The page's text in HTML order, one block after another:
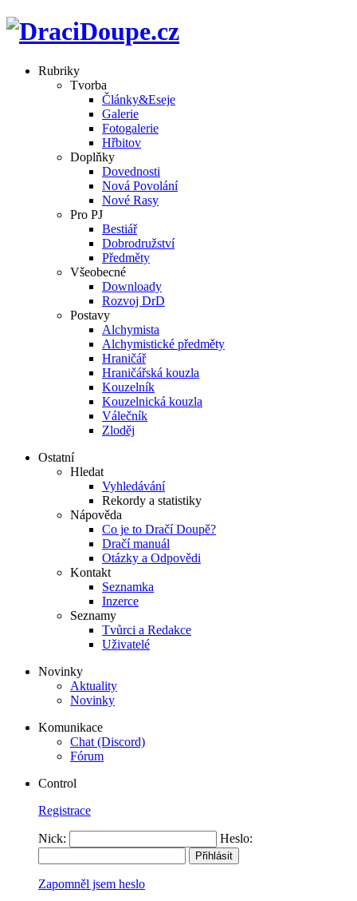
Rubriky
Tvorba
Články&Eseje
Galerie
Fotogalerie
Hřbitov
Doplňky
Dovednosti
Nová Povolání
Nové Rasy
Pro PJ
Bestiář
Dobrodružství
Předměty
Všeobecné
Downloady
Rozvoj DrD
Postavy
Alchymista
Alchymistické předměty
Hraničář
Hraničářská kouzla
Kouzelník
Kouzelnická kouzla
Válečník
Zloděj
Ostatní
Hledat
Vyhledávání
Rekordy a statistiky
Nápověda
Co je to Dračí Doupě?
Dračí manuál
Otázky a Odpovědi
Kontakt
Seznamka
Inzerce
Seznamy
Tvůrci a Redakce
Uživatelé
Novinky
Aktuality
Novinky
Komunikace
Chat (Discord)
Fórum
Control
Registrace
Nick: Heslo:
Zapomněl jsem heslo